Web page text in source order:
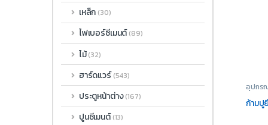
อุปกร
ก้ามปู
เหล็ก (30)
ไฟเบอร์ซีเมนต์(89)
ไม้(32)
ฮาร์ดแวร์(543)
ประตูหน้าต่าง(167)
ปูนซีเมนต์(13)